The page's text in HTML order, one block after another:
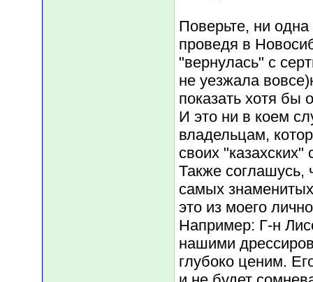
Поверьте, ни
проведя в
"вернулась" с
не уезжала
показать хотя бы
И это ни в коем
владельцам,
своих "казахских"
Также соглашусь,
самых
это из моего
Например: Г-н
нашими
глубоко ценим.